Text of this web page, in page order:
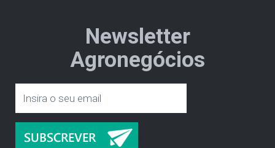
Newsletter
Agronegócios